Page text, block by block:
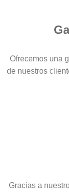
Ofrecemos una
de nuestros
Gracias a